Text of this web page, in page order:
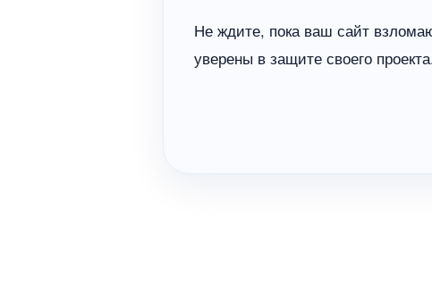
Не ждите, пока ваш сайт
уверены в защите своего